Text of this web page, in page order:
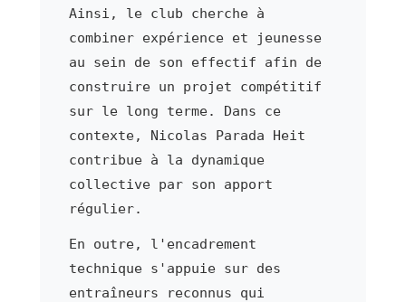
Ainsi, le club cherche à
combiner expérience et jeunesse
au sein de son effectif afin de
construire un projet compétitif
sur le long terme. Dans ce
contexte, Nicolas Parada Heit
contribue à la dynamique
collective par son apport
régulier.
En outre, l'encadrement
technique s'appuie sur des
entraîneurs reconnus qui